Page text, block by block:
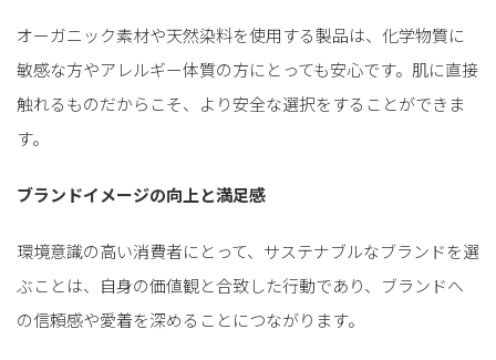
オーガニック素材や天然染料を使用する製品は、化学物質に
敏感な方やアレルギー体質の方にとっても安心です。肌に直接
触れるものだからこそ、より安全な選択をすることができま
す。
ブランドイメージの向上と満足感
環境意識の高い消費者にとって、サステナブルなブランドを選
ぶことは、自身の価値観と合致した行動であり、ブランドへ
の信頼感や愛着を深めることにつながります。